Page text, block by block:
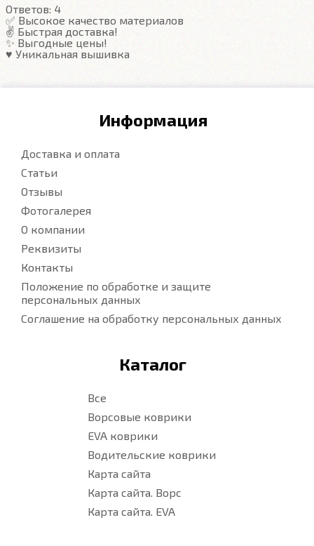
Подробнее
Ответов: 4
✅ Высокое качество материалов
✌️ Быстрая доставка!
✨ Выгодные цены!
♥️ Уникальная вышивка
Информация
Доставка и оплата
Статьи
Отзывы
Фотогалерея
О компании
Реквизиты
Контакты
Положение по обработке и защите
персональных данных
Соглашение на обработку персональных данных
Каталог
Все
Ворсовые коврики
EVA коврики
Водительские коврики
Карта сайта
Карта сайта. Ворс
Карта сайта. EVA